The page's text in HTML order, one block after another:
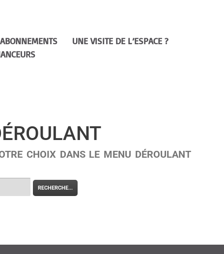
ABONNEMENTS
UNE VISITE DE L’ESPACE ?
CHOIX DANS LE MENU DÉROULANT